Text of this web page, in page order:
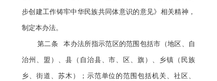
步创建工作铸牢中华民族共同体意识的意见》相关精神，
制定本办法。
第二条 本办法所指示范区的范围包括市（地区、自
治州、盟）、县（自治县、市、区、旗）、乡镇（民族
乡、街道、苏木）；示范单位的范围包括机关、社区、